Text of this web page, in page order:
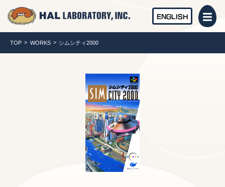
ENGLISH
TOP WORKS シムシティ2000